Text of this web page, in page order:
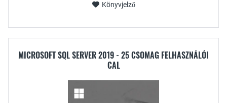
Könyvjelző
MICROSOFT SQL SERVER 2019 - 25 CSOMAG FELHASZNÁLÓI
CAL